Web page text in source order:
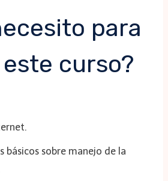
para
curso?
básicos sobre manejo de la